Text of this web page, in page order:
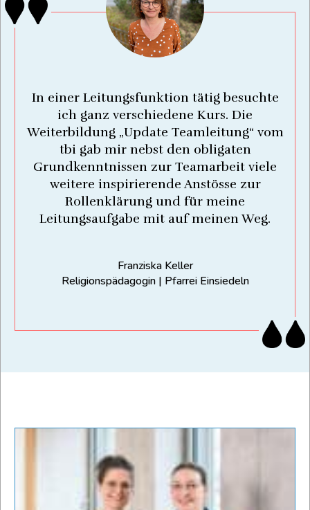
In einer Leitungsfunktion tätig besuchte
ich ganz verschiedene Kurs. Die
Weiterbildung „Update Teamleitung“ vom
tbi gab mir nebst den obligaten
Grundkenntnissen zur Teamarbeit viele
weitere inspirierende Anstösse zur
Rollenklärung und für meine
Leitungsaufgabe mit auf meinen Weg.
Franziska Keller
Religionspädagogin | Pfarrei Einsiedeln